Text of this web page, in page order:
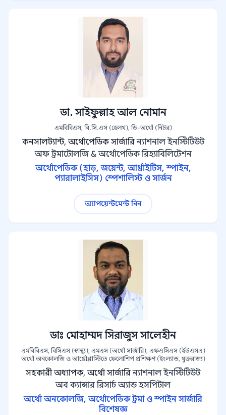
ডা. সাইফুল্লাহ আল নোমান
এমবিবিএস, বি.সি.এস (হেলথ), ডি-অর্থো (নিটর)
কনসালট্যান্ট, অর্থোপেডিক সার্জারি ন্যাশনাল ইনস্টিটিউট
অফ ট্রমাটোলজি & অর্থোপেডিক রিহ্যাবিলিটেশন
অর্থোপেডিক (হাড়, জয়েন্ট, আর্থ্রাইটিস, স্পাইন,
প্যারালাইসিস) স্পেশালিস্ট ও সার্জন
অ্যাপয়েন্টমেন্ট নিন
ডাঃ মোহাম্মদ সিরাজুস সালেহীন
এমবিবিএস, বিসিএস (স্বাস্থ্য), এমএস (অর্থো সার্জারি), এফএসিএস (ইউএসএ)
অর্থো অনকোলজি ও আর্থ্রোপ্লাস্টিতে ফেলোশিপ প্রশিক্ষণ (ইংল্যান্ড, যুক্তরাজ্য)
সহকারী অধ্যাপক, অর্থো সার্জারি ন্যাশনাল ইনস্টিটিউট
অব ক্যান্সার রিসার্চ অ্যান্ড হসপিটাল
অর্থো অনকোলজি, অর্থোপেডিক ট্রমা ও স্পাইন সার্জারি
বিশেষজ্ঞ